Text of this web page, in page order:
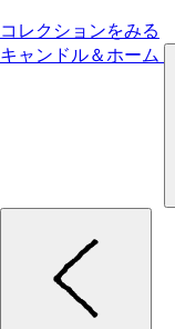
コレクションをみる
キャンドル＆ホーム